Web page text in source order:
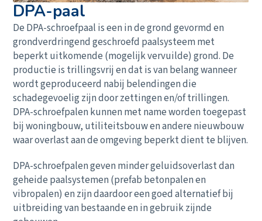
DPA-paal
De DPA-schroefpaal is een in de grond gevormd en
grondverdringend geschroefd paalsysteem met
beperkt uitkomende (mogelijk vervuilde) grond. De
productie is trillingsvrij en dat is van belang wanneer
wordt geproduceerd nabij belendingen die
schadegevoelig zijn door zettingen en/of trillingen.
DPA-schroefpalen kunnen met name worden toegepast
bij woningbouw, utiliteitsbouw en andere nieuwbouw
waar overlast aan de omgeving beperkt dient te blijven.
DPA-schroefpalen geven minder geluidsoverlast dan
geheide paalsystemen (prefab betonpalen en
vibropalen) en zijn daardoor een goed alternatief bij
uitbreiding van bestaande en in gebruik zijnde